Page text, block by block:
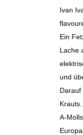
Ivan
Ein
Lache
und
Darauf
A-